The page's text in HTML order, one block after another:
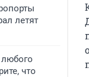
летят
что